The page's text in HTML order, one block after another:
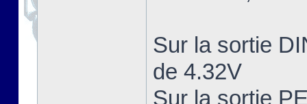
Sur la sortie
de 4.32V
Sur la sortie